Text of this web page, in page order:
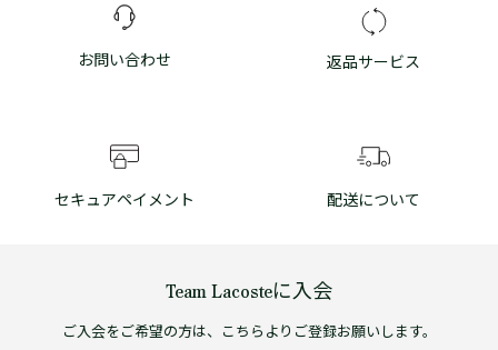
お問い合わせ 返品サービス
セキュアペイメント 配送について
Team Lacosteに入会
ご入会をご希望の方は、こちらよりご登録お願いします。